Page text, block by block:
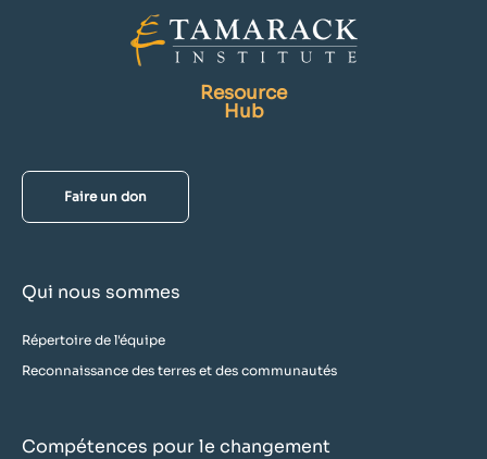
Resource
Hub
Faire un don
Qui nous sommes
Répertoire de l'équipe
Reconnaissance des terres et des communautés
Compétences pour le changement